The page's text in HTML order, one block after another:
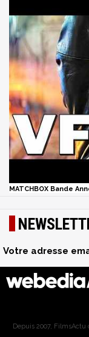
MATCHBOX Bande
Votre adresse
Depuis 2007,